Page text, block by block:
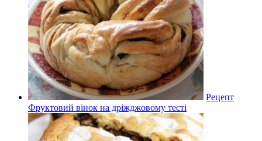
Рецепт
Фруктовий вінок на дріжджовому тесті